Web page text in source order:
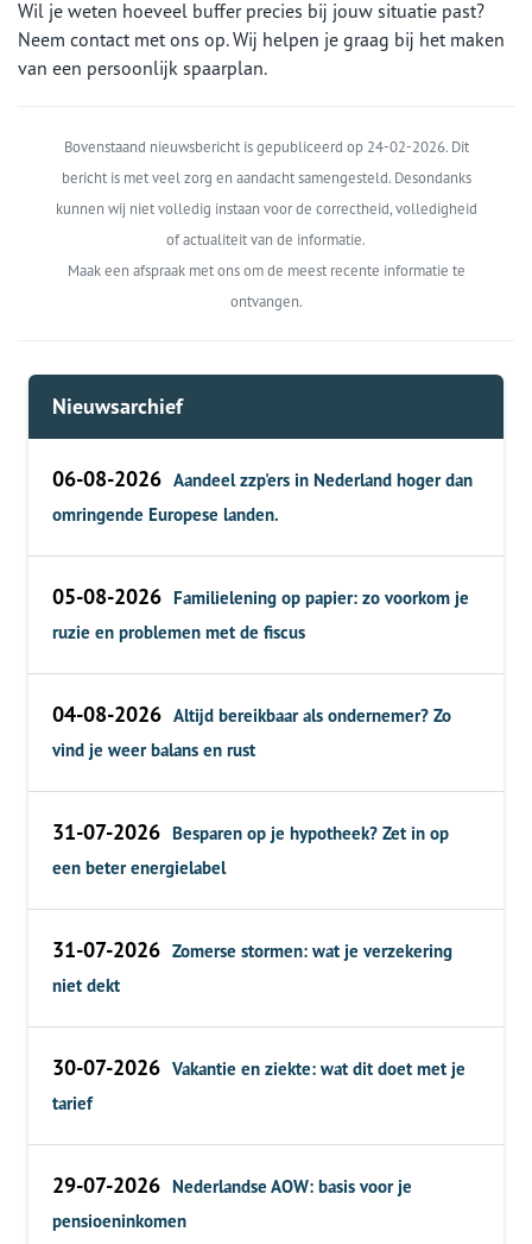
Wil je weten hoeveel buffer precies bij jouw situatie past?
Neem contact met ons op. Wij helpen je graag bij het maken
van een persoonlijk spaarplan.
Bovenstaand nieuwsbericht is gepubliceerd op 24-02-2026. Dit
bericht is met veel zorg en aandacht samengesteld. Desondanks
kunnen wij niet volledig instaan voor de correctheid, volledigheid
of actualiteit van de informatie.
Maak een afspraak met ons om de meest recente informatie te
ontvangen.
Nieuwsarchief
06-08-2026 Aandeel zzp'ers in Nederland hoger dan
omringende Europese landen.
05-08-2026 Familielening op papier: zo voorkom je
ruzie en problemen met de fiscus
04-08-2026 Altijd bereikbaar als ondernemer? Zo
vind je weer balans en rust
31-07-2026 Besparen op je hypotheek? Zet in op
een beter energielabel
31-07-2026 Zomerse stormen: wat je verzekering
niet dekt
30-07-2026 Vakantie en ziekte: wat dit doet met je
tarief
29-07-2026 Nederlandse AOW: basis voor je
pensioeninkomen